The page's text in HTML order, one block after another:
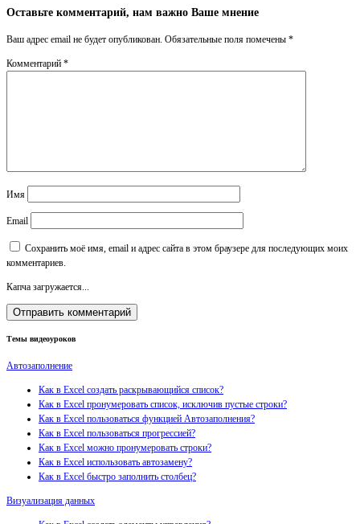
Оставьте комментарий, нам важно Ваше мнение
Ваш адрес email не будет опубликован. Обязательные поля помечены *
Комментарий *
Имя
Email
Сохранить моё имя, email и адрес сайта в этом браузере для последующих моих
комментариев.
Капча загружается...
Темы видеоуроков
Автозаполнение
Как в Excel создать раскрывающийся список?
Как в Excel пронумеровать список, исключив пустые строки?
Как в Excel пользоваться функцией Автозаполнения?
Как в Excel пользоваться прогрессией?
Как в Excel можно пронумеровать строки?
Как в Excel использовать автозамену?
Как в Excel быстро заполнить столбец?
Визуализация данных